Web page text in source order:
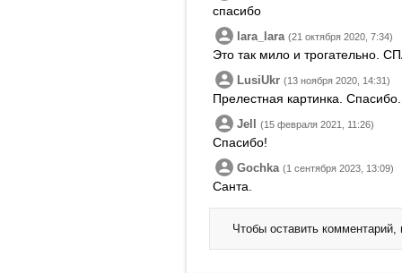
спасибо
lara_lara (21 октября 2020, 7:34)
Это так мило и трогательно.
LusiUkr (13 ноября 2020, 14:31)
Прелестная картинка. Спасибо.
Jell (15 февраля 2021, 11:26)
Спасибо!
Gochka (1 сентября 2023, 13:09)
Санта.
Чтобы оставить